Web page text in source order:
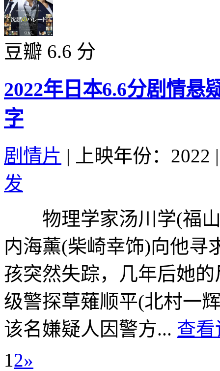
豆瓣 6.6 分
2022年日本6.6分剧情悬
字
剧情片 | 上映年份：2022 |
发
物理学家汤川学(福山
内海薰(柴崎幸饰)向他寻
孩突然失踪，几年后她
级警探草薙顺平(北村一
该名嫌疑人因警方... 查看
1 2»